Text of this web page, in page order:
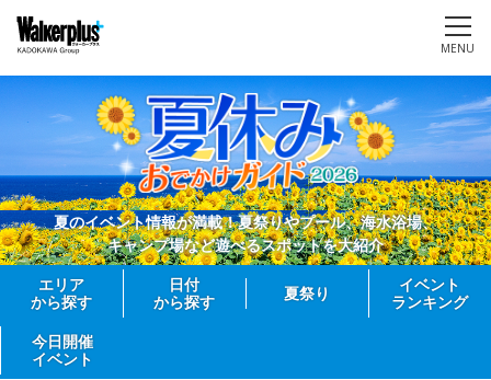
MENU
夏のイベント情報が満載！夏祭りやプール、海水浴場、
キャンプ場など遊べるスポットを大紹介
エリア
から探す
日付
から探す
夏祭り
イベント
ランキング
今日開催
イベント